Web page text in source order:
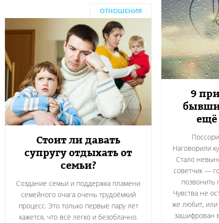
9
ещё
Наговорили
Стало
советчик —
позвонить
Чувства не
же любит, или
зашифрован
ОТНОШЕНИЯ
Стоит ли давать
супругу отдыхать от
семьи?
Создание семьи и поддержка пламени
семейного очага очень трудоёмкий
процесс. Это только первые пару лет
кажется, что всё легко и безоблачно.